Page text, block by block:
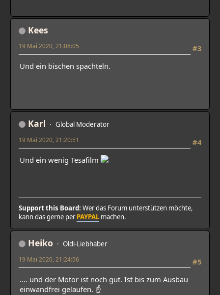
Kees
#3
19 Mai 2020, 21:08:05
Und ein bischen spachteln.
Karl Global Moderator
#4
19 Mai 2020, 21:20:51
Und ein wenig Tesafilm
Support this Board: Wer das Forum unterstützen möchte,
kann das gerne perPAYPAL machen.
Heiko Oldi-Liebhaber
#5
19 Mai 2020, 21:24:56
.... und der Motor ist noch gut. Ist bis zum Ausbau
einwandfrei gelaufen. ☝️